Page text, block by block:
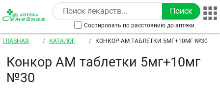
Перейти к основному содержанию
Сортировать по расстоянию до аптеки
Строка навигации
ГЛАВНАЯ КАТАЛОГ КОНКОР АМ ТАБЛЕТКИ 5МГ+10МГ №30
Конкор АМ таблетки 5мг+10мг
№30